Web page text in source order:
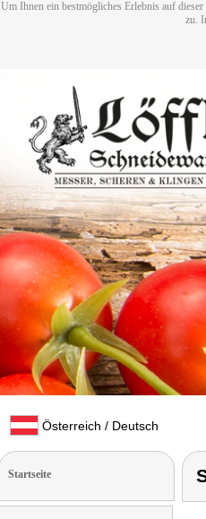
Um Ihnen ein bestmögliches Erlebnis auf
zu.
Österreich / Deutsch
Startseite